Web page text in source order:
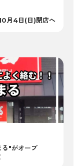
月4日(日)閉店へ
る"がオープ